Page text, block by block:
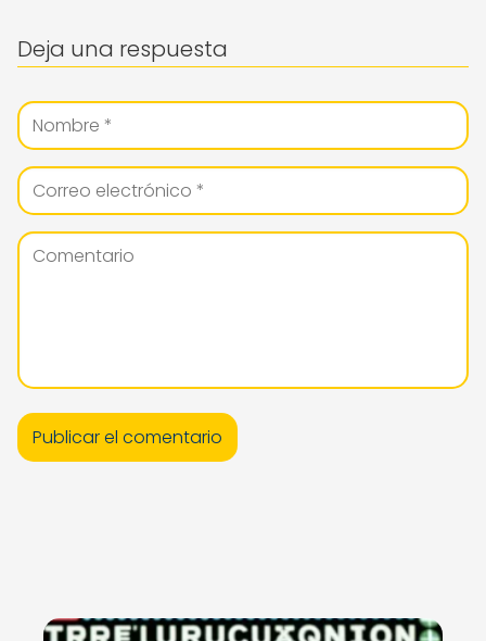
Deja una respuesta